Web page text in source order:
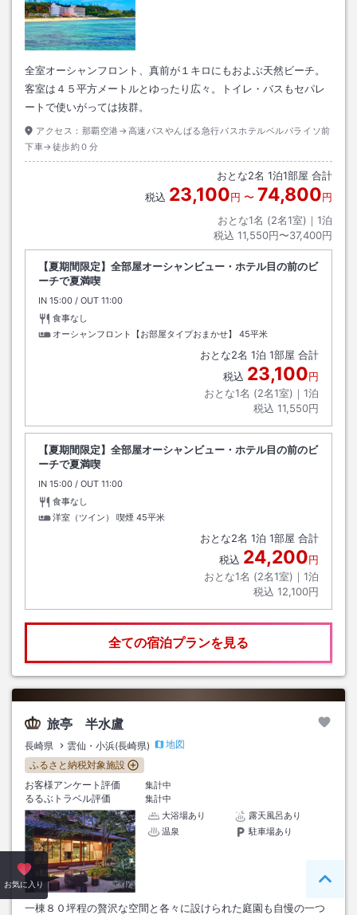
全室オーシャンフロント、真前が１キロにもおよぶ天然ビーチ。
客室は４５平方メートルとゆったり広々。トイレ・バスもセパレ
ートで使いがっては抜群。
アクセス： 那覇空港→高速バスやんばる急行バスホテルベルパライソ前
下車→徒歩約０分
おとな2名 1泊1部屋 合計
税込 23,100円 〜 74,800円
おとな1名 (2名1室)｜ 1泊
税込 11,550円〜37,400円
【夏期間限定】全部屋オーシャンビュー・ホテル目の前のビ
ーチで夏満喫
IN チェックイン
15:00 / OUT チェックアウト
11:00
食事なし
オーシャンフロント【お部屋タイプおまかせ】
45平米
おとな2名 1泊 1部屋 合計
税込 23,100円
おとな1名 (2名1室)｜ 1泊
税込 11,550円
【夏期間限定】全部屋オーシャンビュー・ホテル目の前のビ
ーチで夏満喫
IN チェックイン
15:00 / OUT チェックアウト
11:00
食事なし
洋室（ツイン） 喫煙 45平米
おとな2名 1泊 1部屋 合計
税込 24,200円
おとな1名 (2名1室)｜ 1泊
税込 12,100円
全ての宿泊プランを見る
旅亭 半水盧
長崎県 雲仙・小浜(長崎県)
地図
ふるさと納税対象施設
お客様アンケート評価
集計中
るるぶトラベル評価
集計中
大浴場あり
露天風呂あり
温泉
駐車場あり
一棟８０坪程の贅沢な空間と各々に設けられた庭園も自慢の一つ
お気に入り ペー